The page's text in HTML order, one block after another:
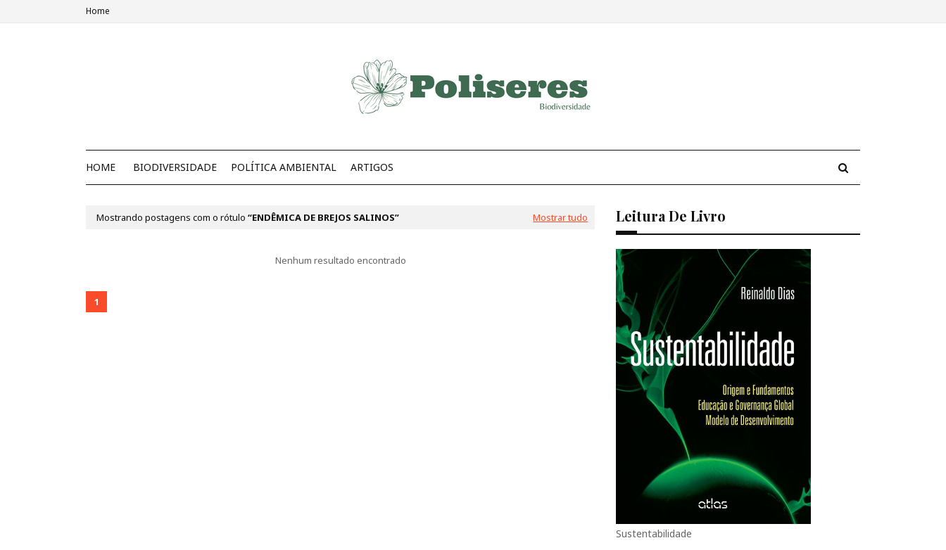
Home
HOME BIODIVERSIDADE POLÍTICA AMBIENTAL ARTIGOS
Mostrando postagens com o rótulo ENDÊMICA DE BREJOS SALINOS Mostrar tudo
Nenhum resultado encontrado
1
Leitura De Livro
Sustentabilidade